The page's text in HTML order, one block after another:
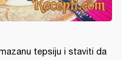
tepsiju i staviti da